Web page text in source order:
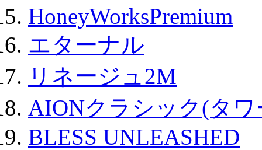
HoneyWorksPremium
エターナル
リネージュ2M
AIONクラシック(タ
BLESS UNLEASHED